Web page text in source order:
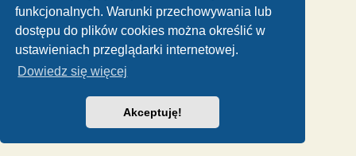
funkcjonalnych. Warunki przechowywania lub
dostępu do plików cookies można określić w
ustawieniach przeglądarki internetowej.
Dowiedz się więcej
Akceptuję!